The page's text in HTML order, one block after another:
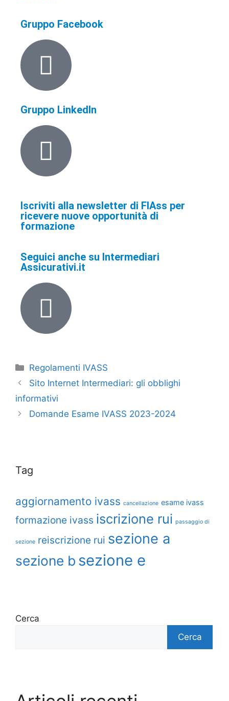
Gruppo Facebook
Gruppo LinkedIn
Iscriviti alla newsletter di FIAss per
ricevere nuove opportunità di
formazione
Seguici anche su Intermediari
Assicurativi.it
Regolamenti IVASS
Sito Internet Intermediari: gli obblighi
informativi
Domande Esame IVASS 2023-2024
Tag
aggiornamento ivass cancellazione esame ivass
formazione ivass iscrizione rui passaggio di
sezione reiscrizione rui sezione a
sezione b sezione e
Cerca
Cerca